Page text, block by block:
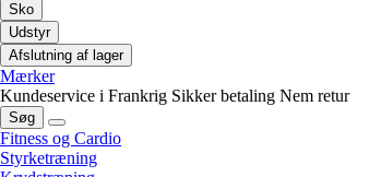
Sko
Udstyr
Afslutning af lager
Mærker
Kundeservice i Frankrig Sikker betaling Nem retur
Søg
Fitness og Cardio
Styrketræning